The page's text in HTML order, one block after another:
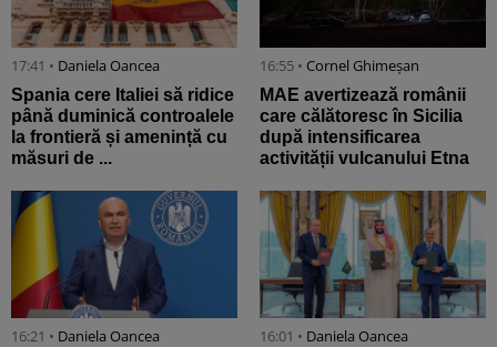
17:41 • Daniela Oancea
Spania cere Italiei să ridice
până duminică controalele
la frontieră și amenință cu
măsuri de ...
16:55 • Cornel Ghimeșan
MAE avertizează românii
care călătoresc în Sicilia
după intensificarea
activității vulcanului Etna
16:21 • Daniela Oancea 16:01 • Daniela Oancea